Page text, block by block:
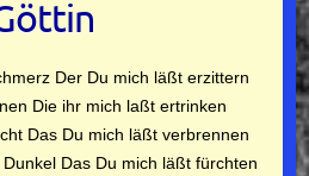
Der Du mich läßt erzittern
Die ihr mich laßt ertrinken
Das Du mich läßt verbrennen
Das Du mich läßt fürchten